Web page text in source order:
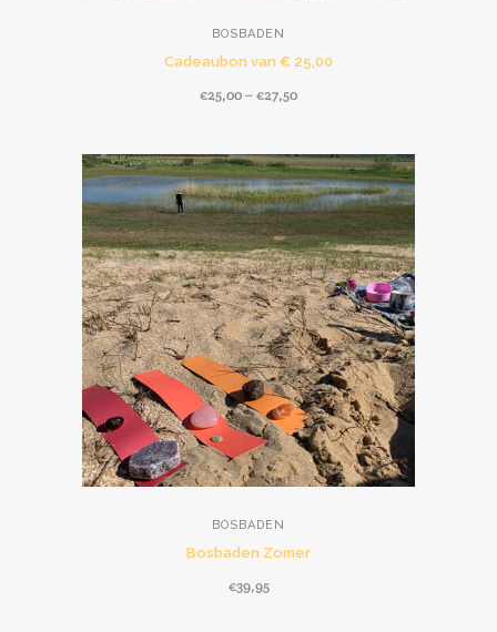
BOSBADEN
Cadeaubon van € 25,00
€25,00–€27,50
BOSBADEN
Bosbaden Zomer
€39,95